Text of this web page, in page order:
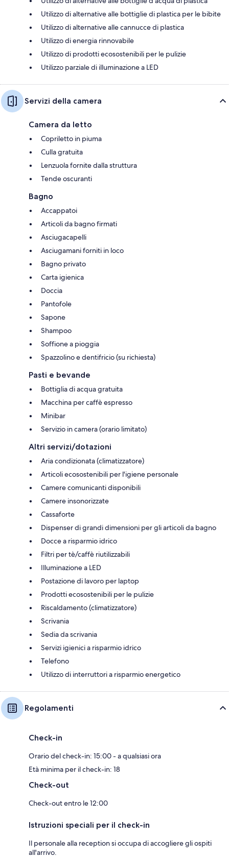
Utilizzo di alternative alle bottiglie di plastica per le bibite
Utilizzo di alternative alle cannucce di plastica
Utilizzo di energia rinnovabile
Utilizzo di prodotti ecosostenibili per le pulizie
Utilizzo parziale di illuminazione a LED
Servizi della camera
Camera da letto
Copriletto in piuma
Culla gratuita
Lenzuola fornite dalla struttura
Tende oscuranti
Bagno
Accappatoi
Articoli da bagno firmati
Asciugacapelli
Asciugamani forniti in loco
Bagno privato
Carta igienica
Doccia
Pantofole
Sapone
Shampoo
Soffione a pioggia
Spazzolino e dentifricio (su richiesta)
Pasti e bevande
Bottiglia di acqua gratuita
Macchina per caffè espresso
Minibar
Servizio in camera (orario limitato)
Altri servizi/dotazioni
Aria condizionata (climatizzatore)
Articoli ecosostenibili per l'igiene personale
Camere comunicanti disponibili
Camere insonorizzate
Cassaforte
Dispenser di grandi dimensioni per gli articoli da bagno
Docce a risparmio idrico
Filtri per tè/caffè riutilizzabili
Illuminazione a LED
Postazione di lavoro per laptop
Prodotti ecosostenibili per le pulizie
Riscaldamento (climatizzatore)
Scrivania
Sedia da scrivania
Servizi igienici a risparmio idrico
Telefono
Utilizzo di interruttori a risparmio energetico
Regolamenti
Check-in
Orario del check-in: 15:00 - a qualsiasi ora
Età minima per il check-in: 18
Check-out
Check-out entro le 12:00
Istruzioni speciali per il check-in
Il personale alla reception si occupa di accogliere gli ospiti
all'arrivo.